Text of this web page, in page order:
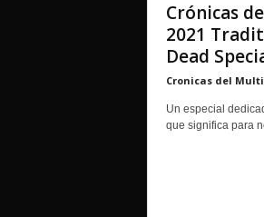
Crónicas
2021
Dead
Cronicas del
Un especial
que significa para